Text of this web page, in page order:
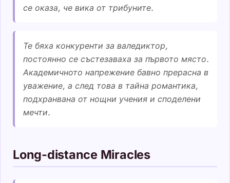
се оказа, че вика от трибуните.
Те бяха конкуренти за валедиктор,
постоянно се състезаваха за първото място.
Академичното напрежение бавно прерасна в
уважение, а след това в тайна романтика,
подхранвана от нощни учения и споделени
мечти.
Long-distance Miracles